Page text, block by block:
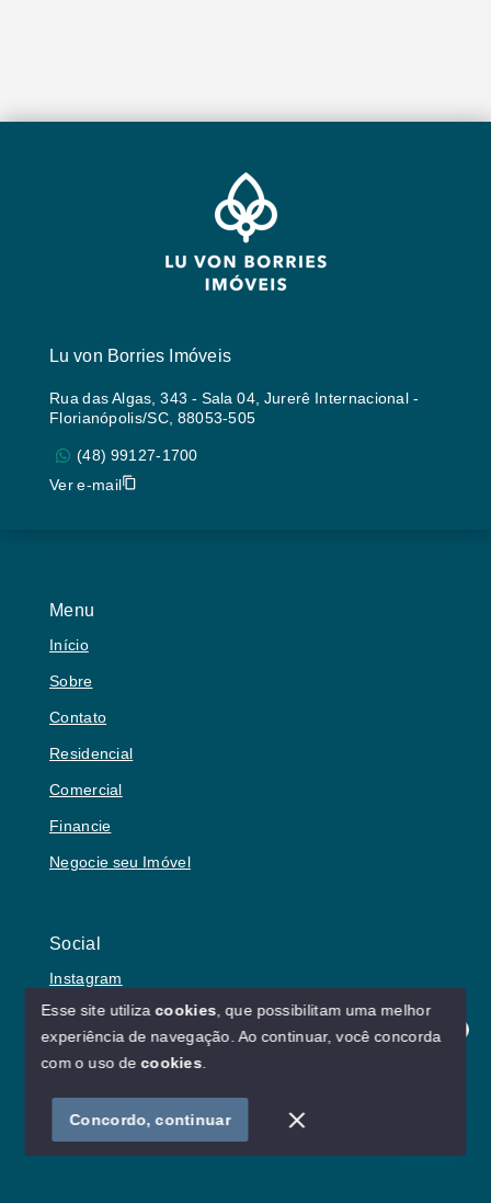
Olá! Estamos disponíveis para te ajudar.
Menu
Início
Sobre
Contato
Residencial
Comercial
Financie
Negocie seu Imóvel
Social
Instagram
© Copyright 2026 - Lu von Borries Imóveis - Todos os
SITE PARA IMOBILIARIA
Lu von Borries Imóveis
Rua das Algas, 343 - Sala 04, Jurerê Internacional -
Florianópolis/SC, 88053-505
(48) 99127-1700
Ver e-mail
Esse site utilizacookies , que possibilitam uma melhor
experiência de navegação. Ao continuar, você concorda
com o uso decookies
Concordo, continuar